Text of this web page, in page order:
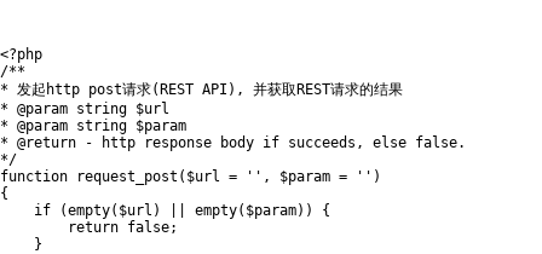
<?php
/**
* 发起http post请求(REST API), 并获取REST请求的结果
* @param string $url
* @param string $param
* @return - http response body if succeeds, else false.
*/
function
request_post ( $url = '' , $param = '' )
{
if
(empty( $url ) empty( $param) )
{
return false;
}